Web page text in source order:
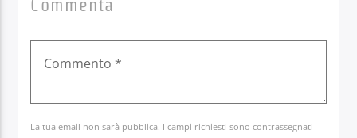
Commenta
La tua email non sarà pubblica. I campi richiesti sono contrassegnati